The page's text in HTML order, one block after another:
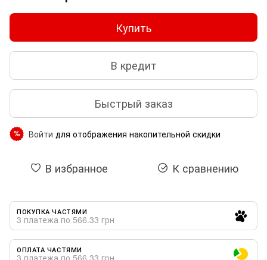
Купить
В кредит
Быстрый заказ
% Войти для отображения накопительной скидки
В избранное К сравнению
ПОКУПКА ЧАСТЯМИ
3 платежа по 566.33 грн
ОПЛАТА ЧАСТЯМИ
3 платежа по 566.33 грн